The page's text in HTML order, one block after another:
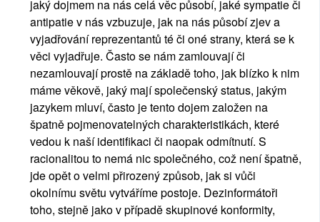
jaký dojmem na nás celá věc působí, jaké sympatie či
antipatie v nás vzbuzuje, jak na nás působí zjev a
vyjadřování reprezentantů té či oné strany, která se k
věci vyjadřuje. Často se nám zamlouvají či
nezamlouvají prostě na základě toho, jak blízko k nim
máme věkově, jaký mají společenský status, jakým
jazykem mluví, často je tento dojem založen na
špatně pojmenovatelných charakteristikách, které
vedou k naší identifikaci či naopak odmítnutí. S
racionalitou to nemá nic společného, což není špatně,
jde opět o velmi přirozený způsob, jak si vůči
okolnímu světu vytváříme postoje. Dezinformátoři
toho, stejně jako v případě skupinové konformity,